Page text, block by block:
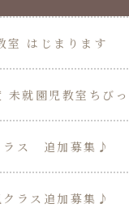
室 はじまります
就園児教室ちび
ス 追加募集♪
ラス追加募集♪